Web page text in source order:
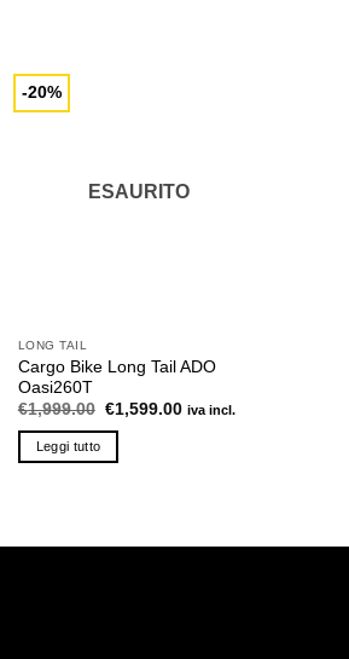
-20%
ESAURITO
LONG TAIL
Cargo Bike Long Tail ADO
Oasi260T
€1,999.00 Il
€1,599.00Iliva incl.
Leggi tutto